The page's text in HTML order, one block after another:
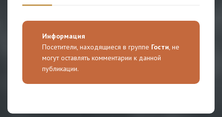
Информация
Посетители, находящиеся в группе Гости, не
могут оставлять комментарии к данной
публикации.